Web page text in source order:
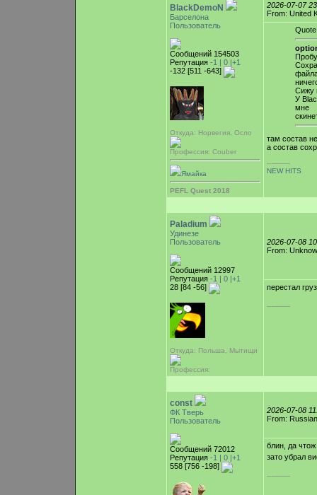
BlackDemoN
Барселона
Пользователь
Сообщений 154503
Репутация -1 | 0 |+1
-132 [511 -643]
Откуда: Норвегия, Осло
Профессия: Couber
Ямайка
PEFL Quest 2018
2026-07-07
From: United
Quote
Сижу
У
мне
там состав
а состав
-----------
NEW HITS
Paladium
Удинезе
Пользователь
Сообщений 12997
Репутация -1 | 0 |+1
28 [84 -56]
Откуда: Польша, Мытищи
Профессия:
2026-07-08
From:
перестал
-----------
const
ФК Тверь
Пользователь
Сообщений 72012
Репутация -1 | 0 |+1
558 [756 -198]
2026-07-08
From:
блин, да
зато убрал
-----------